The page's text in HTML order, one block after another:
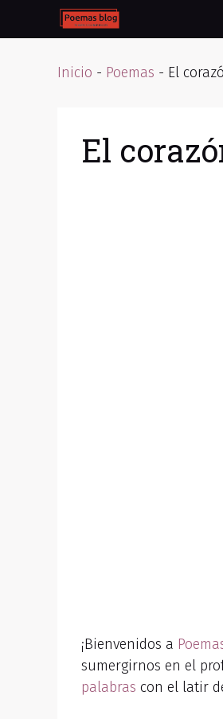
Inicio - Poemas - El
El
¡Bienvenidos a
sumergirnos en el
palabras con el latir